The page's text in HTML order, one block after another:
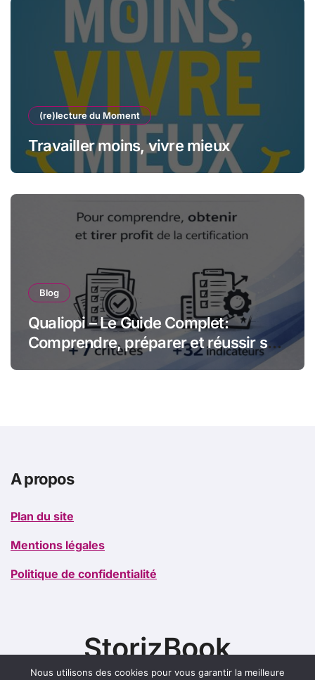
(re)lecture du Moment
Travailler moins, vivre mieux
Blog
Qualiopi – Le Guide Complet:
Comprendre, préparer et réussir sa
certification qualité pour les
A propos
Plan du site
Mentions légales
Politique de confidentialité
StorizBook
Nous utilisons des cookies pour vous garantir la meilleure